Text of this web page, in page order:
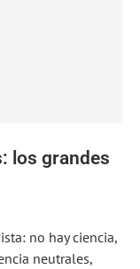
los grandes
no hay ciencia,
neutrales,